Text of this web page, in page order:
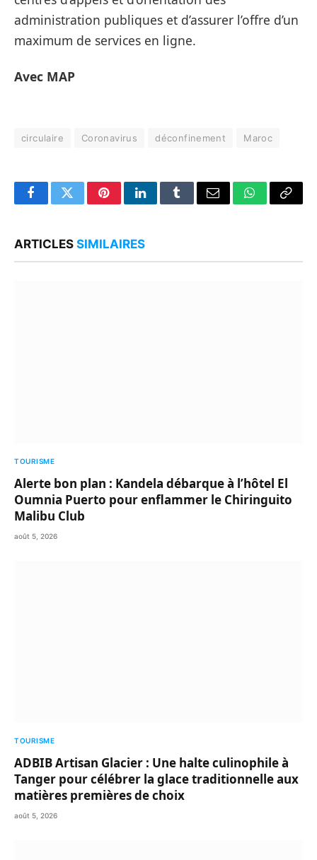
administration publiques et d’assurer l’offre d’un
maximum de services en ligne.
Avec MAP
circulaire Coronavirus déconfinement Maroc
FacebookTwitterPinterestLinkedInTumblrEmail WhatsApp
Copy
ARTICLES SIMILAIRES
TOURISME
Alerte bon plan : Kandela débarque à l’hôtel El
Oumnia Puerto pour enflammer le Chiringuito
Malibu Club
août 5, 2026
TOURISME
ADBIB Artisan Glacier : Une halte culinophile à
Tanger pour célébrer la glace traditionnelle aux
matières premières de choix
août 5, 2026